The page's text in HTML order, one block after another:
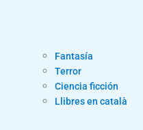
Fantasía
Terror
Ciencia ficción
Llibres en català